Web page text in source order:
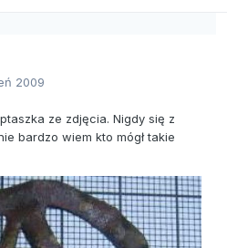
2009
ze zdjęcia. Nigdy się z
bardzo wiem kto mógł takie